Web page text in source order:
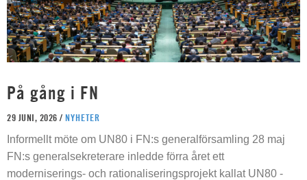
På gång i FN
29 JUNI, 2026 / NYHETER
Informellt möte om UN80 i FN:s generalförsamling 28 maj
FN:s generalsekreterare inledde förra året ett
moderniserings- och rationaliseringsprojekt kallat UN80 -